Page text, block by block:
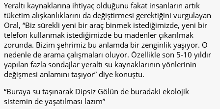
Yeraltı kaynaklarına ihtiyaç olduğunu fakat insanların artık
tüketim alışkanlıklarını da değiştirmesi gerektiğini vurgulayan
Oral, “Biz sürekli yeni bir araç binmek istediğimizde, yeni bir
telefon kullanmak istediğimizde bu madenler çıkarılmak
zorunda. Bizim şehrimiz bu anlamda bir zenginlik yaşıyor. O
nedenle de arama çalışmaları oluyor. Özellikle son 5-10 yıldır
yapılan fazla sondajlar yeraltı su kaynaklarının yönlerinin
değişmesi anlamını taşıyor” diye konuştu.
“Buraya su taşınarak Dipsiz Gölün de buradaki ekolojik
sistemin de yaşatılması lazım”